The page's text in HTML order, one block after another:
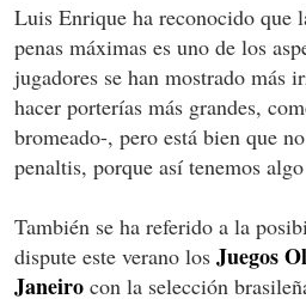
Luis Enrique ha reconocido que
penas máximas es uno de los
jugadores se han mostrado más
hacer porterías más grandes,
bromeado-, pero está bien que
penaltis, porque así tenemos
También se ha referido a la
dispute este verano los Juegos
Janeiro con la selección